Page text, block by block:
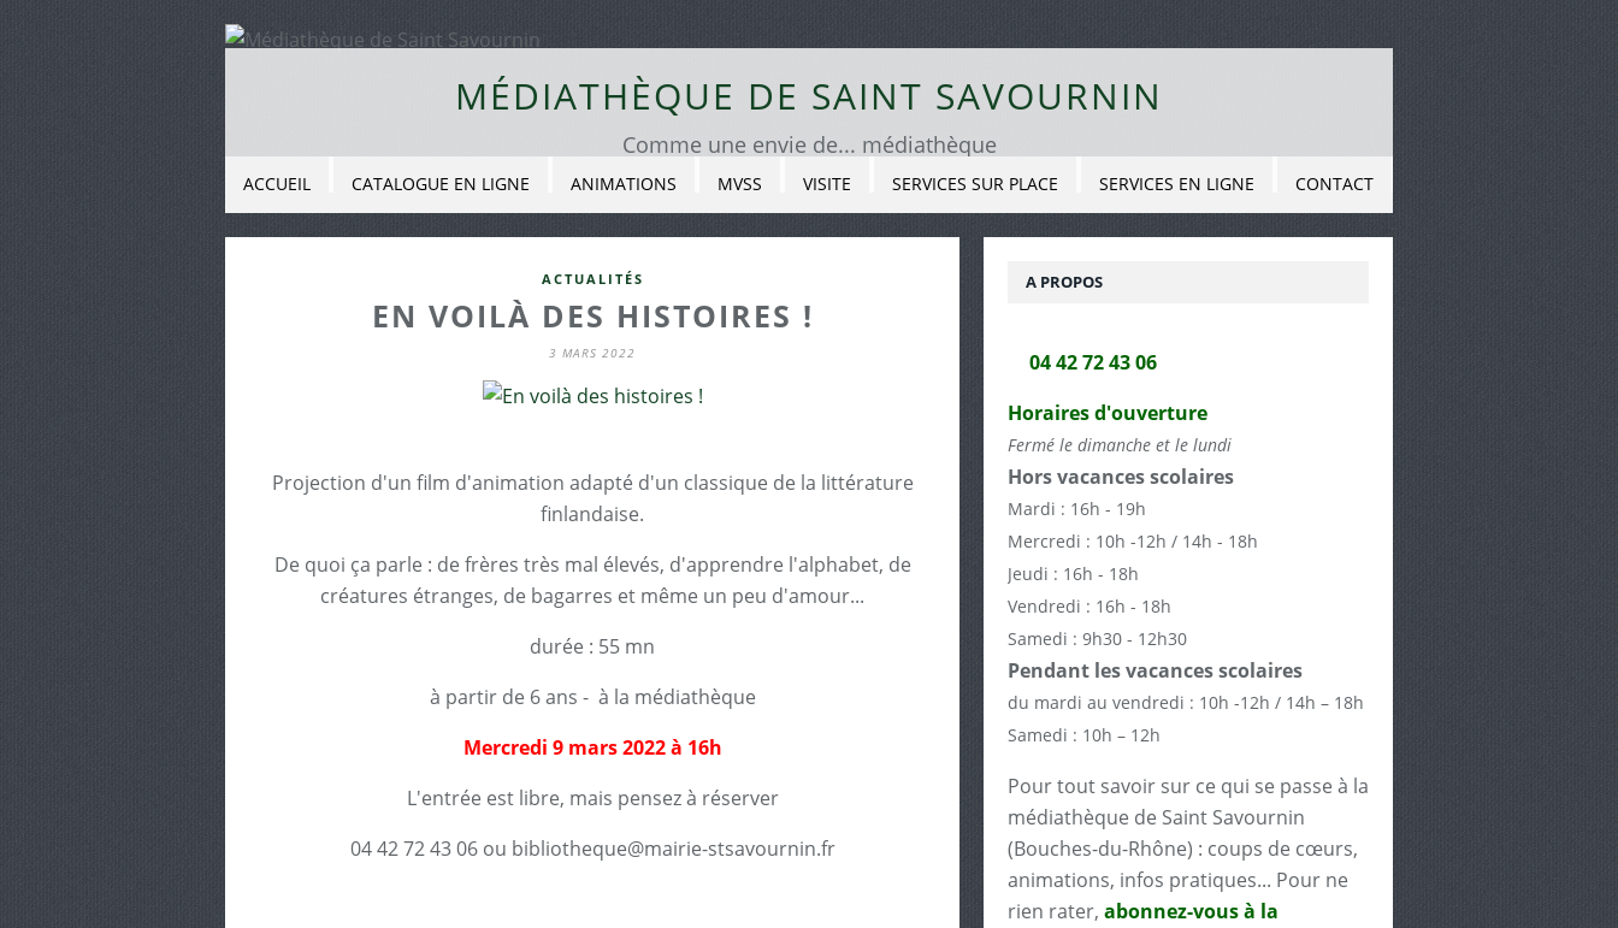
MÉDIATHÈQUE DE SAINT SAVOURNIN
Comme une envie de... médiathèque
ACCUEIL CATALOGUE EN LIGNE ANIMATIONS MVSS VISITE SERVICES SUR PLACE SERVICES EN LIGNE CONTACT
ACTUALITÉS
EN VOILÀ DES HISTOIRES !
3 MARS 2022
Projection d'un film d'animation adapté d'un classique de la littérature
finlandaise.
De quoi ça parle : de frères très mal élevés, d'apprendre l'alphabet, de
créatures étranges, de bagarres et même un peu d'amour...
durée : 55 mn
à partir de 6 ans - à la médiathèque
Mercredi 9 mars 2022 à 16h
L'entrée est libre, mais pensez à réserver
04 42 72 43 06 ou bibliotheque@mairie-stsavournin.fr
A PROPOS
04 42 72 43 06
Horaires d'ouverture
Fermé le dimanche et le lundi
Hors vacances scolaires
Mardi : 16h - 19h
Mercredi : 10h -12h / 14h - 18h
Jeudi : 16h - 18h
Vendredi : 16h - 18h
Samedi : 9h30 - 12h30
Pendant les vacances scolaires
du mardi au vendredi : 10h -12h / 14h – 18h
Samedi : 10h – 12h
Pour tout savoir sur ce qui se passe à la
médiathèque de Saint Savournin
(Bouches-du-Rhône) : coups de cœurs,
animations, infos pratiques... Pour ne
rien rater, abonnez-vous à la